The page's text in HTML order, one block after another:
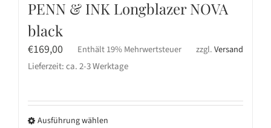
PENN & INK Longblazer NOVA
black
€169,00 Enthält 19% Mehrwertsteuer zzgl.Versand
Lieferzeit: ca. 2-3 Werktage
Ausführung wählen